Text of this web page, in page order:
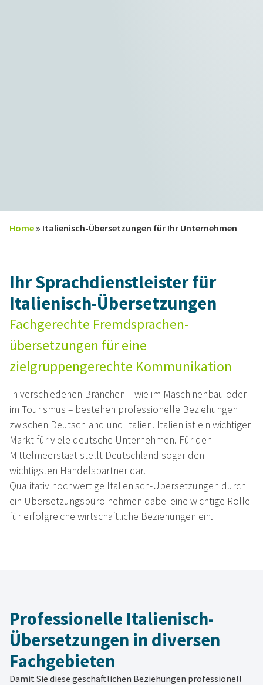
Home » Italienisch-Übersetzungen für Ihr Unternehmen
Ihr Sprachdienstleister für
Italienisch-Übersetzungen
Fachgerechte Fremdsprachen­
übersetzungen für eine
zielgruppengerechte Kommunikation
In verschiedenen Branchen – wie im Maschinenbau oder
im Tourismus – bestehen professionelle Beziehungen
zwischen Deutschland und Italien. Italien ist ein wichtiger
Markt für viele deutsche Unternehmen. Für den
Mittelmeerstaat stellt Deutschland sogar den
wichtigsten Handelspartner dar.
Qualitativ hochwertige Italienisch-Übersetzungen durch
ein Übersetzungsbüro nehmen dabei eine wichtige Rolle
für erfolgreiche wirtschaftliche Beziehungen ein.
Professionelle Italienisch-
Übersetzungen in diversen
Fachgebieten
Damit Sie diese geschäftlichen Beziehungen professionell